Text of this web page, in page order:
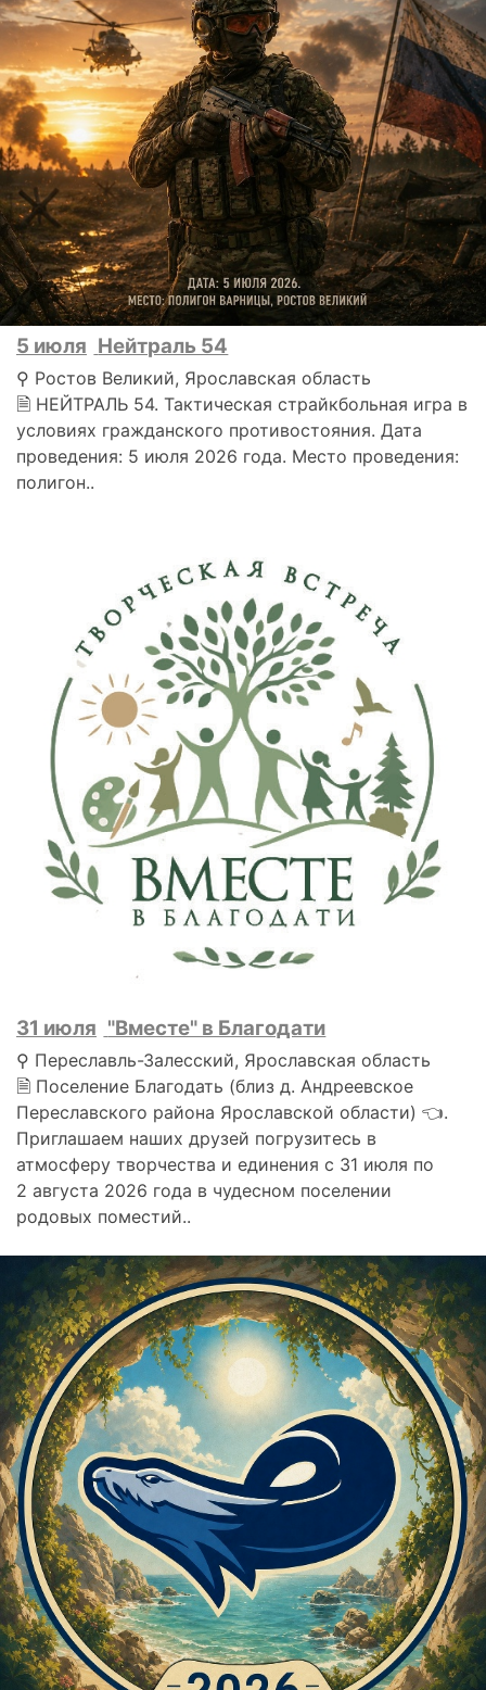
5 июля Нейтраль 54
⚲ Ростов Великий, Ярославская область
🗎 НЕЙТРАЛЬ 54. Тактическая страйкбольная игра в
условиях гражданского противостояния. Дата
проведения: 5 июля 2026 года. Место проведения:
полигон..
31 июля "Вместе" в Благодати
⚲ Переславль-Залесский, Ярославская область
🗎 Поселение Благодать (близ д. Андреевское
Переславского района Ярославской области) 👈.
Приглашаем наших друзей погрузитесь в
атмосферу творчества и единения с 31 июля по
2 августа 2026 года в чудесном поселении
родовых поместий..